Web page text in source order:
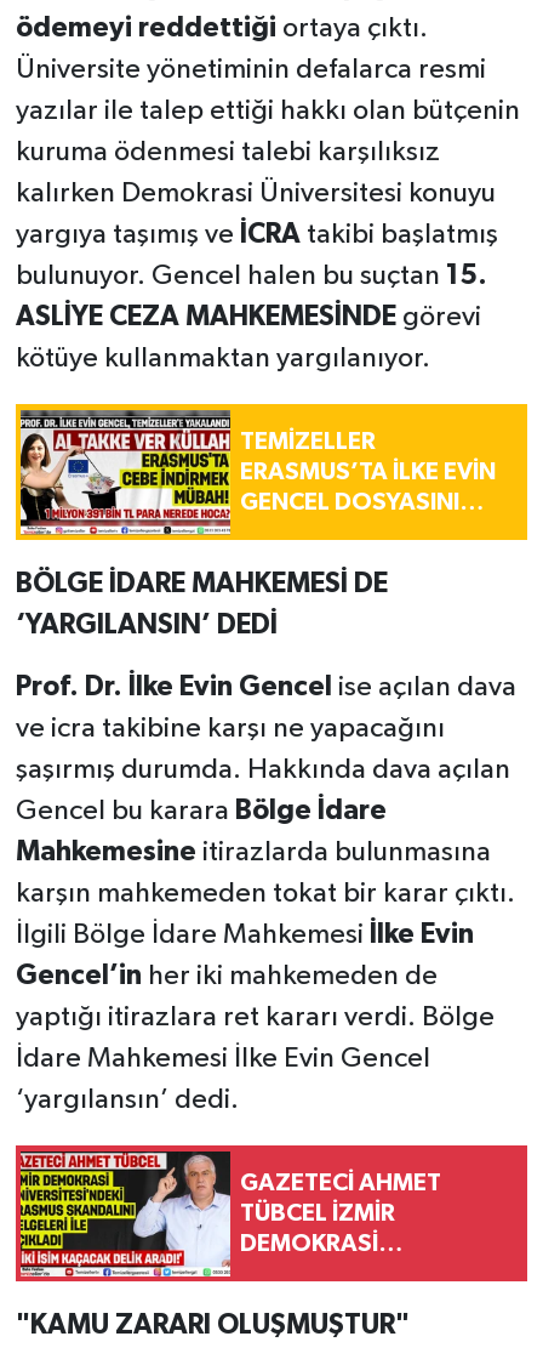
ödemeyi reddettiği ortaya çıktı.
Üniversite yönetiminin defalarca resmi
yazılar ile talep ettiği hakkı olan bütçenin
kuruma ödenmesi talebi karşılıksız
kalırken Demokrasi Üniversitesi konuyu
yargıya taşımış ve İCRAtakibi başlatmış
bulunuyor. Gencel halen bu suçtan 15.
ASLİYE CEZA MAHKEMESİNDEgörevi
kötüye kullanmaktan yargılanıyor.
TEMİZELLER
ERASMUS’TA İLKE EVİN
GENCEL DOSYASINI
BÖLGE İDARE MAHKEMESİ DE
‘YARGILANSIN’ DEDİ
Prof. Dr. İlke Evin Gencel ise açılan dava
ve icra takibine karşı ne yapacağını
şaşırmış durumda. Hakkında dava açılan
Gencel bu karara Bölge İdare
Mahkemesine itirazlarda bulunmasına
karşın mahkemeden tokat bir karar çıktı.
İlgili Bölge İdare Mahkemesi
İlke Evin
Gencel’in her iki mahkemeden de
yaptığı itirazlara ret kararı verdi. Bölge
İdare Mahkemesi İlke Evin Gencel
‘yargılansın’ dedi.
GAZETECİ AHMET
TÜBCEL İZMİR
DEMOKRASİ
PROJESİNDEKİ
"KAMU ZARARI OLUŞMUŞTUR"